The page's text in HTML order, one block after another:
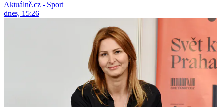
Aktuálně.cz - Sport
dnes, 15:26